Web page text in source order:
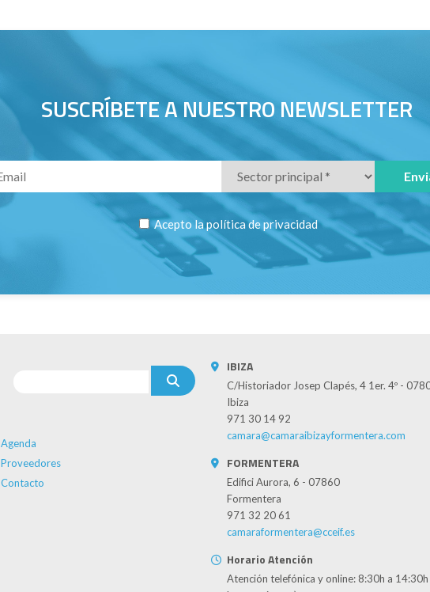
SUSCRÍBETE A NUESTRO NEWSLETTER
Acepto lapolítica de privacidad
Agenda
Proveedores
Contacto
IBIZA
C/Historiador Josep Clapés, 4 1er. 4º -
Ibiza
971 30 14 92
camara@camaraibizayformentera.com
FORMENTERA
Edifici Aurora, 6 - 07860
Formentera
971 32 20 61
camaraformentera@cceif.es
Horario Atención
Atención telefónica y online: 8:30h a